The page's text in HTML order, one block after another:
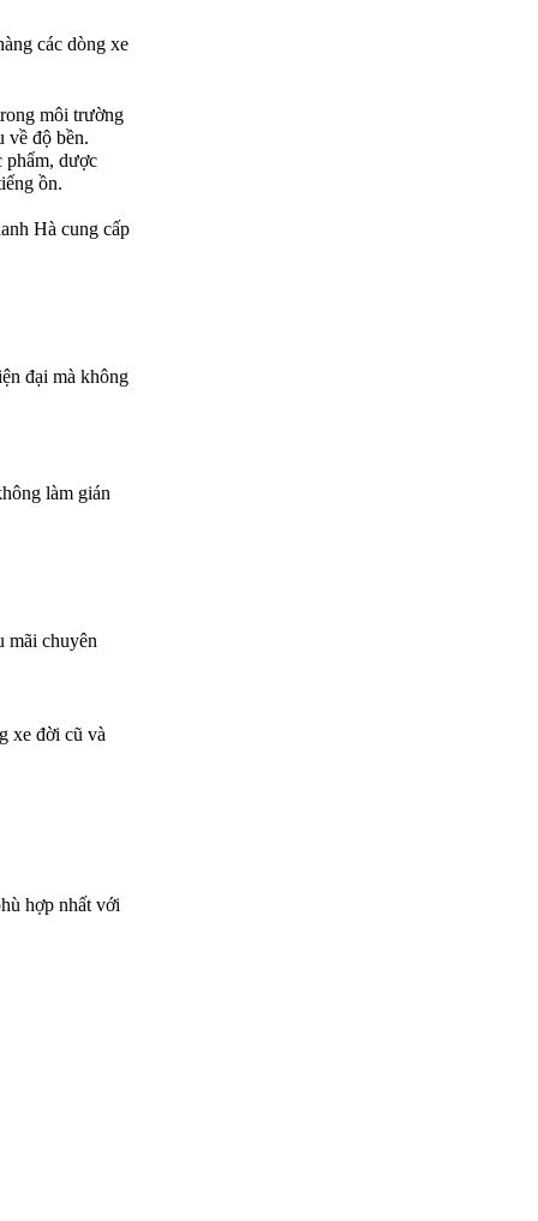
các dòng xe
môi trường
về độ bền.
phẩm, dược
ồn.
Hà cung cấp
đại mà không
làm gián
mãi chuyên
xe đời cũ và
hợp nhất với